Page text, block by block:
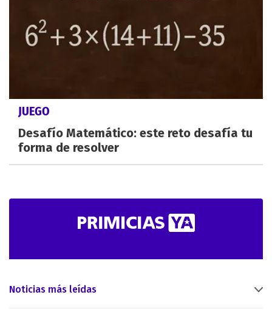
JUEGO
Desafío Matemático: este reto desafía tu
forma de resolver
Noticias más leídas